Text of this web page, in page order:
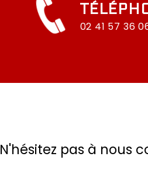
02 41 57 36
N'hésitez pas à nous